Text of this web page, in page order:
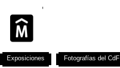
Exposiciones Fotografías del CdF